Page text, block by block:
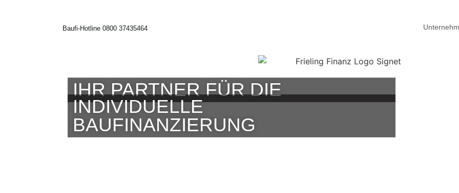
Baufi-Hotline 0800 37435464
IHR PARTNER FÜR DIE
INDIVIDUELLE
BAUFINANZIERUNG